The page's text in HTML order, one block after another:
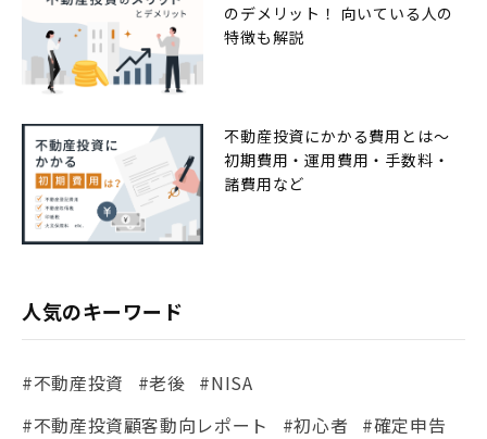
のデメリット！ 向いている人の
特徴も解説
不動産投資にかかる費用とは〜
初期費用・運用費用・手数料・
諸費用など
人気のキーワード
#不動産投資 #老後 #NISA
#不動産投資顧客動向レポート
#初心者
#確定申告